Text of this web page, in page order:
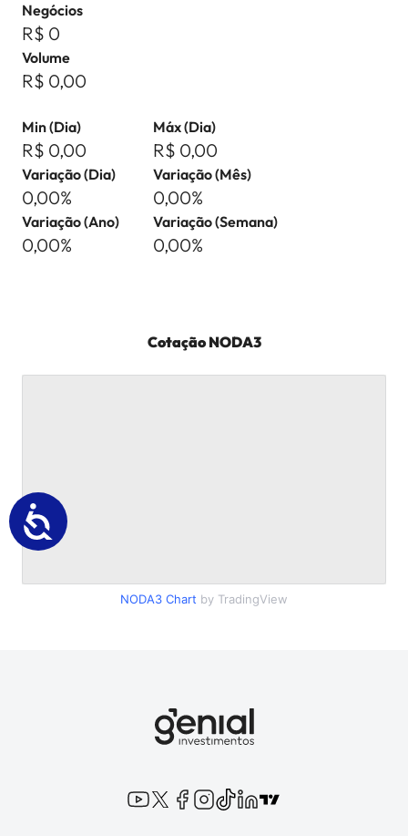
Negócios
R$ 0
Volume
R$ 0,00
Min (Dia)
R$ 0,00
Máx (Dia)
R$ 0,00
Variação (Dia)
0,00%
Variação (Mês)
0,00%
Variação (Ano)
0,00%
Variação (Semana)
0,00%
CotaçãoNODA3
NODA3 Chart by TradingView